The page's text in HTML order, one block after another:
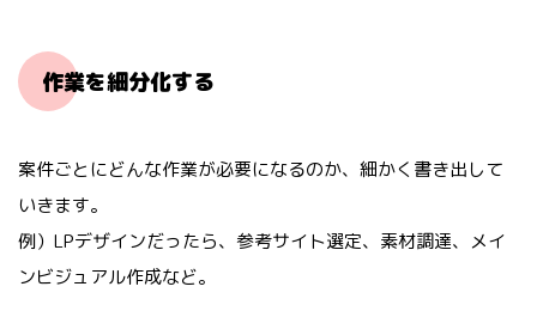
作業を細分化する
案件ごとにどんな作業が必要になるのか、細かく書き出して
いきます。
例）LPデザインだったら、参考サイト選定、素材調達、メイ
ンビジュアル作成など。